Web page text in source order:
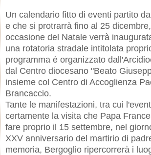
Un calendario fitto di eventi partito
e che si protrarrà fino al 25
occasione del Natale verrà
una rotatoria stradale intitolata
programma è organizzato
dal Centro diocesano "Beato
insieme col Centro di Accoglienza
Brancaccio.
Tante le manifestazioni, tra cui
certamente la visita che Papa
fare proprio il 15 settembre, nel
XXV anniversario del martirio di
memoria, Bergoglio ripercorrerà i